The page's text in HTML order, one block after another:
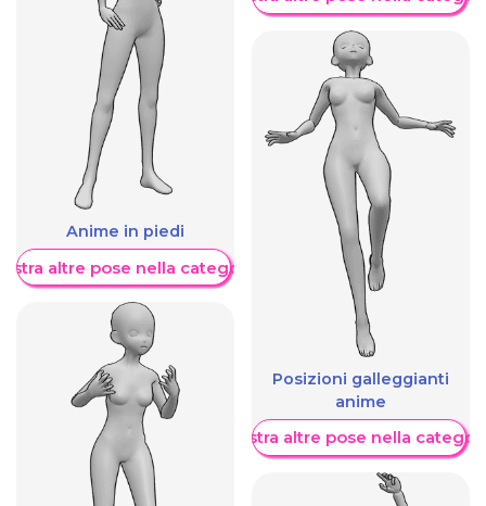
Anime in piedi
altre pose nella categoria
Posizioni galleggianti
anime
Mostra altre pose nella